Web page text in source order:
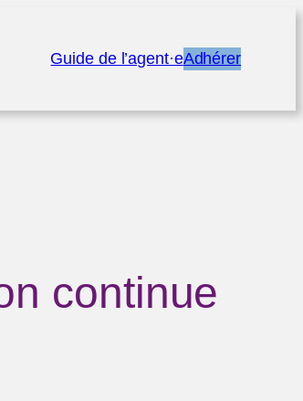
Guide de l’agent·eAdhérer
continue